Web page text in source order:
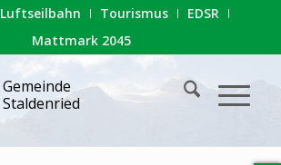
Luftseilbahn Tourismus
EDSR
Mattmark 2045
Gemeinde
Staldenried